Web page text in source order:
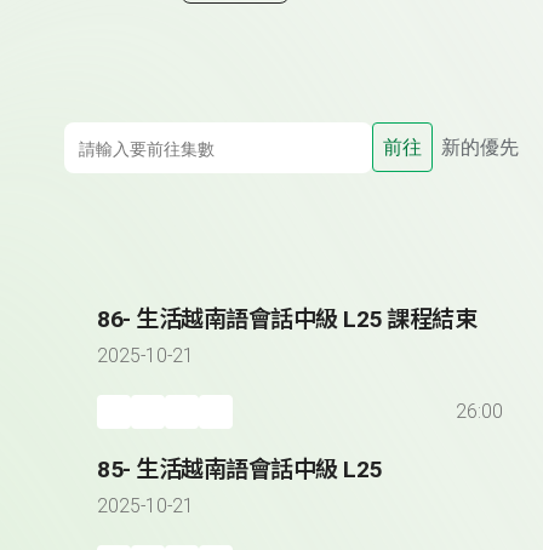
前往 新的優先
86- 生活越南語會話中級 L25 課程結束
2025-10-21
26:00
85- 生活越南語會話中級 L25
2025-10-21